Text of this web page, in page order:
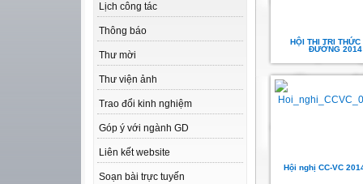
Lịch công tác
Thông báo
Thư mời
Thư viện ảnh
Trao đổi kinh nghiệm
Góp ý với ngành GD
Liên kết website
Soạn bài trực tuyến
HỘI THI TRI THỨC
ĐƯỜNG 2014
Hội nghị CC-VC